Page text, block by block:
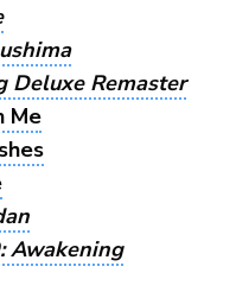
Deluxe Remaster
Me
Awakening